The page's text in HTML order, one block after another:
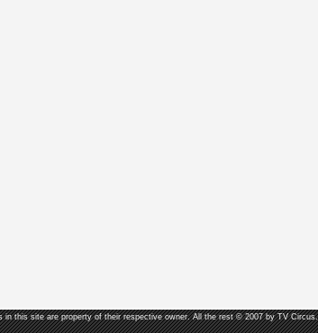
in this site are property of their respective owner. All the rest © 2007 by TV